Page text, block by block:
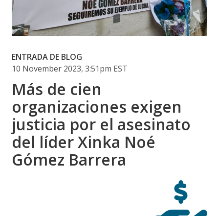
ENTRADA DE BLOG
10 November 2023, 3:51pm EST
Más de cien
organizaciones exigen
justicia por el asesinato
del líder Xinka Noé
Gómez Barrera